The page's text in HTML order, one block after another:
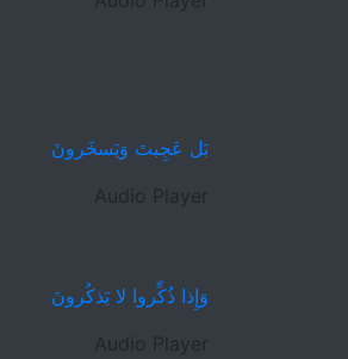
بَل عَجِبتَ وَيَسخَرونَ
Audio Player
وَإِذا ذُكِّروا لا يَذكُرونَ
Audio Player